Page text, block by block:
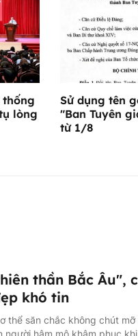
lòng
Sử dụng tên
"Ban Tuyên
từ 1/8
thần Bắc Âu",
khó tin
thể săn chắc không chút mỡ
người hâm mộ khâm phục